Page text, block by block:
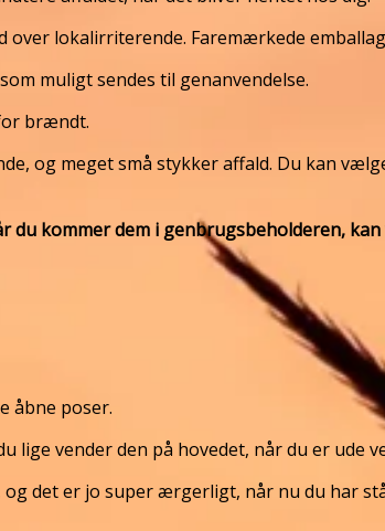
lokalirriterende. Faremærkede
muligt sendes til genanvendelse.
brændt.
og meget små stykker affald. Du kan
kommer dem i genbrugsbeholderen,
åbne poser.
lige vender den på hovedet, når du er ude
det er jo super ærgerligt, når nu du har